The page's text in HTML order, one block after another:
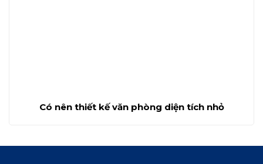
Có nên thiết kế văn phòng diện tích nhỏ